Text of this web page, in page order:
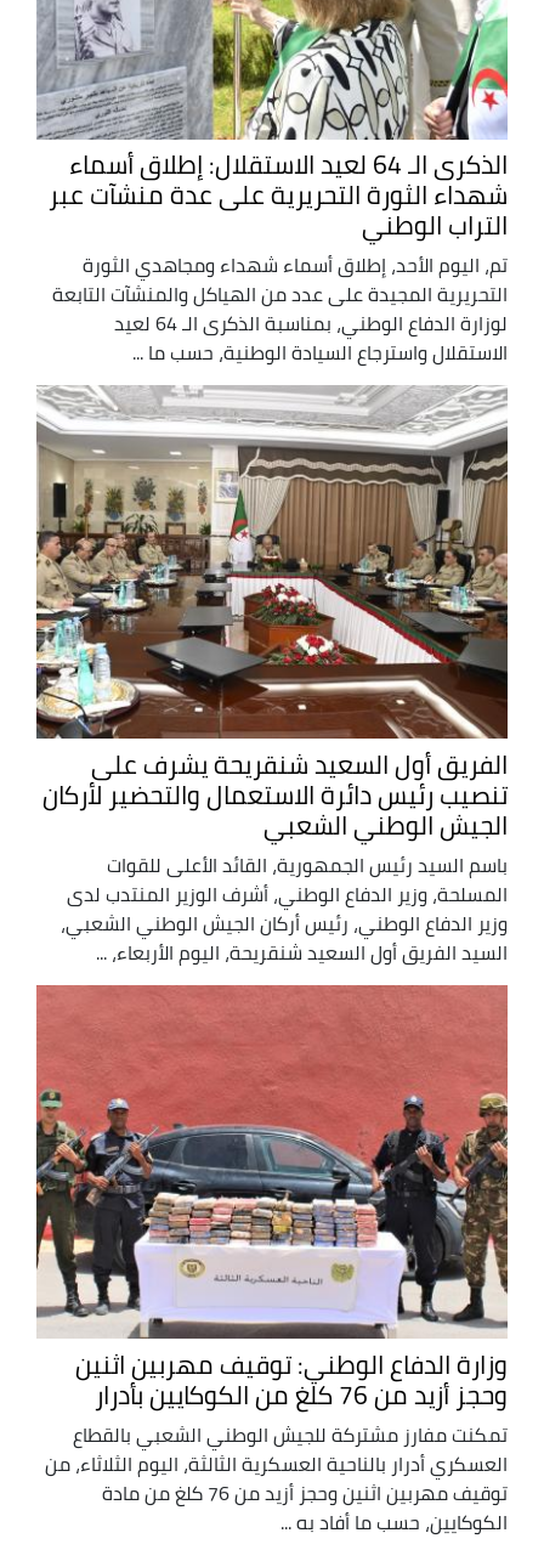
الذكرى الـ 64 لعيد الاستقلال: إطلاق أسماء
شهداء الثورة التحريرية على عدة منشآت عبر
التراب الوطني
تم، اليوم الأحد، إطلاق أسماء شهداء ومجاهدي الثورة
التحريرية المجيدة على عدد من الهياكل والمنشآت التابعة
لوزارة الدفاع الوطني، بمناسبة الذكرى الـ 64 لعيد
الاستقلال واسترجاع السيادة الوطنية، حسب ما ...
الفريق أول السعيد شنقريحة يشرف على
تنصيب رئيس دائرة الاستعمال والتحضير لأركان
الجيش الوطني الشعبي
باسم السيد رئيس الجمهورية، القائد الأعلى للقوات
المسلحة، وزير الدفاع الوطني، أشرف الوزير المنتدب لدى
وزير الدفاع الوطني، رئيس أركان الجيش الوطني الشعبي،
السيد الفريق أول السعيد شنقريحة، اليوم الأربعاء، ...
وزارة الدفاع الوطني: توقيف مهربين اثنين
وحجز أزيد من 76 كلغ من الكوكايين بأدرار
تمكنت مفارز مشتركة للجيش الوطني الشعبي بالقطاع
العسكري أدرار بالناحية العسكرية الثالثة، اليوم الثلاثاء، من
توقيف مهربين اثنين وحجز أزيد من 76 كلغ من مادة
الكوكايين، حسب ما أفاد به ...